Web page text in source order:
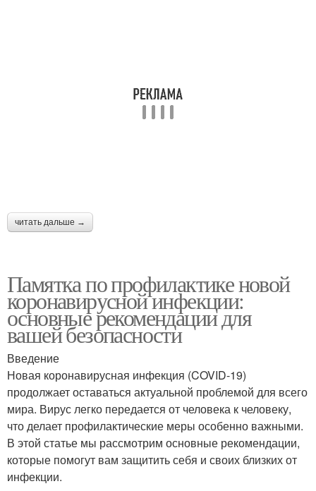
читать дальше →
Памятка по профилактике новой
коронавирусной инфекции:
основные рекомендации для
вашей безопасности
Введение
Новая коронавирусная инфекция (COVID-19)
продолжает оставаться актуальной проблемой для всего
мира. Вирус легко передается от человека к человеку,
что делает профилактические меры особенно важными.
В этой статье мы рассмотрим основные рекомендации,
которые помогут вам защитить себя и своих близких от
инфекции.